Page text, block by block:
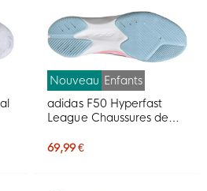
Nouveau Enfants
adidas F50 Hyperfast
League Chaussures de
Blanc Mauve Rose
69,99 €